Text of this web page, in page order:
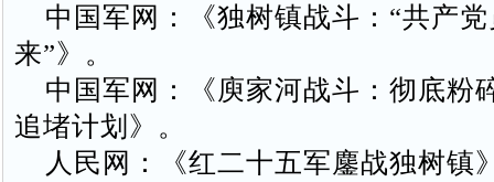
中国军网：《独树镇战斗：“共产党
来”》。
中国军网：《庾家河战斗：彻底粉
追堵计划》。
人民网：《红二十五军鏖战独树镇